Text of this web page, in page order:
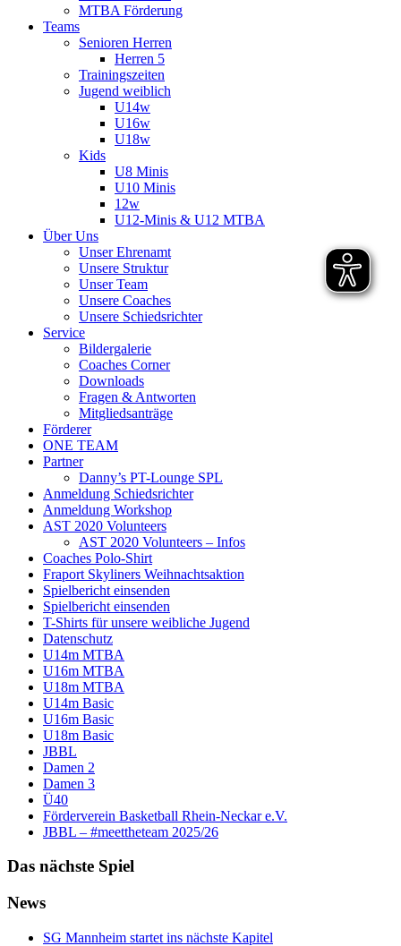
MTBA Förderung
Teams
Senioren Herren
Herren 5
Trainingszeiten
Jugend weiblich
U14w
U16w
U18w
Kids
U8 Minis
U10 Minis
12w
U12-Minis & U12 MTBA
Über Uns
Unser Ehrenamt
Unsere Struktur
Unser Team
Unsere Coaches
Unsere Schiedsrichter
Service
Bildergalerie
Coaches Corner
Downloads
Fragen & Antworten
Mitgliedsanträge
Förderer
ONE TEAM
Partner
Danny’s PT-Lounge SPL
Anmeldung Schiedsrichter
Anmeldung Workshop
AST 2020 Volunteers
AST 2020 Volunteers – Infos
Coaches Polo-Shirt
Fraport Skyliners Weihnachtsaktion
Spielbericht einsenden
Spielbericht einsenden
T-Shirts für unsere weibliche Jugend
Datenschutz
U14m MTBA
U16m MTBA
U18m MTBA
U14m Basic
U16m Basic
U18m Basic
JBBL
Damen 2
Damen 3
Ü40
Förderverein Basketball Rhein-Neckar e.V.
JBBL – #meettheteam 2025/26
Das nächste Spiel
News
SG Mannheim startet ins nächste Kapitel